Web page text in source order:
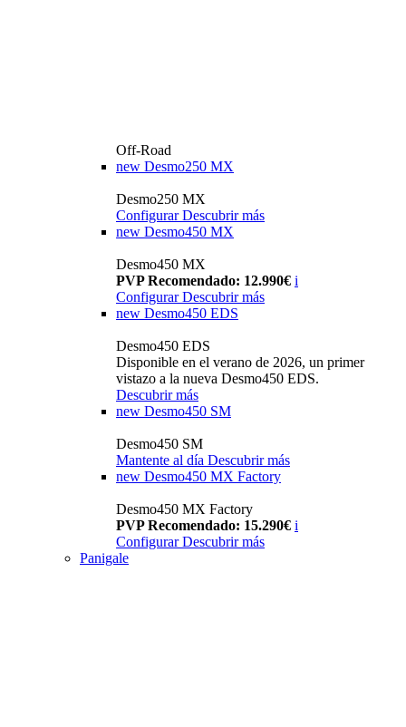
Off-Road
new Desmo250 MX
Desmo250 MX
Configurar Descubrir más
new Desmo450 MX
Desmo450 MX
PVP Recomendado: 12.990€ i
Configurar Descubrir más
new Desmo450 EDS
Desmo450 EDS
Disponible en el verano de 2026, un primer
vistazo a la nueva Desmo450 EDS.
Descubrir más
new Desmo450 SM
Desmo450 SM
Mantente al día Descubrir más
new Desmo450 MX Factory
Desmo450 MX Factory
PVP Recomendado: 15.290€ i
Configurar Descubrir más
Panigale